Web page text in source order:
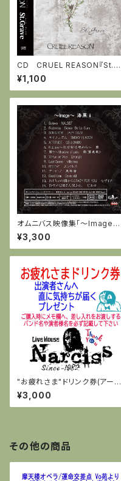
CD CRUEL REASON『St.Gr
ave』全５曲(特別に代表曲より
ボーナストラック3曲＋カラオケ
Ver)
¥1,100
オムニバス映像集「～Image～
漆黒 ii」全14曲収録(DVD-C)
特典付き：オリジナルトートバッ
グ
¥3,300
"お疲れさま"ドリンク券(アーテ
ィスト様へ気持ちが届くプレゼン
ト)
¥3,000
その他の商品